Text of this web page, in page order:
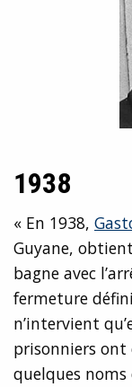
1938
« En 1938,
Guyane,
bagne avec
fermeture
n’intervient
prisonniers ont
quelques noms